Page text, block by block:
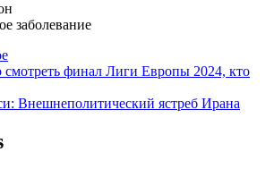
заболевание
финал Лиги Европы 2024, кто
Внешнеполитический ястреб Ирана